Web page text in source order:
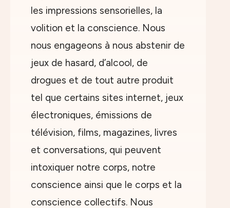
les impressions sensorielles, la
volition et la conscience. Nous
nous engageons à nous abstenir de
jeux de hasard, d’alcool, de
drogues et de tout autre produit
tel que certains sites internet, jeux
électroniques, émissions de
télévision, films, magazines, livres
et conversations, qui peuvent
intoxiquer notre corps, notre
conscience ainsi que le corps et la
conscience collectifs. Nous